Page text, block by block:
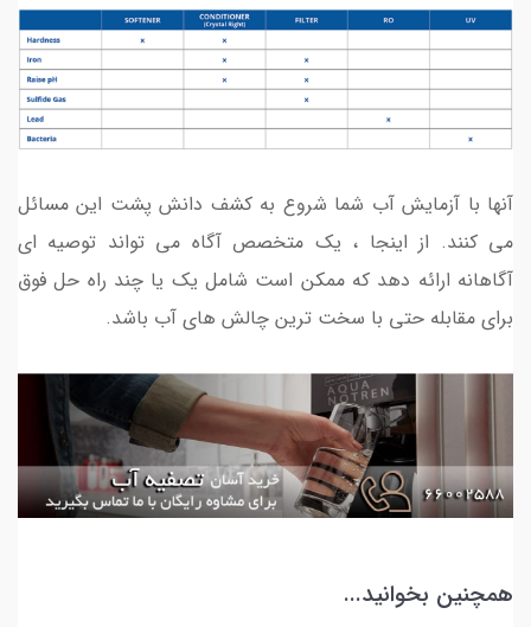
آنها با آزمایش آب شما شروع به کشف دانش پشت این مسائل
می کنند. از اینجا ، یک متخصص آگاه می تواند توصیه ای
آگاهانه ارائه دهد که ممکن است شامل یک یا چند راه حل فوق
برای مقابله حتی با سخت ترین چالش های آب باشد.
همچنین بخوانید...